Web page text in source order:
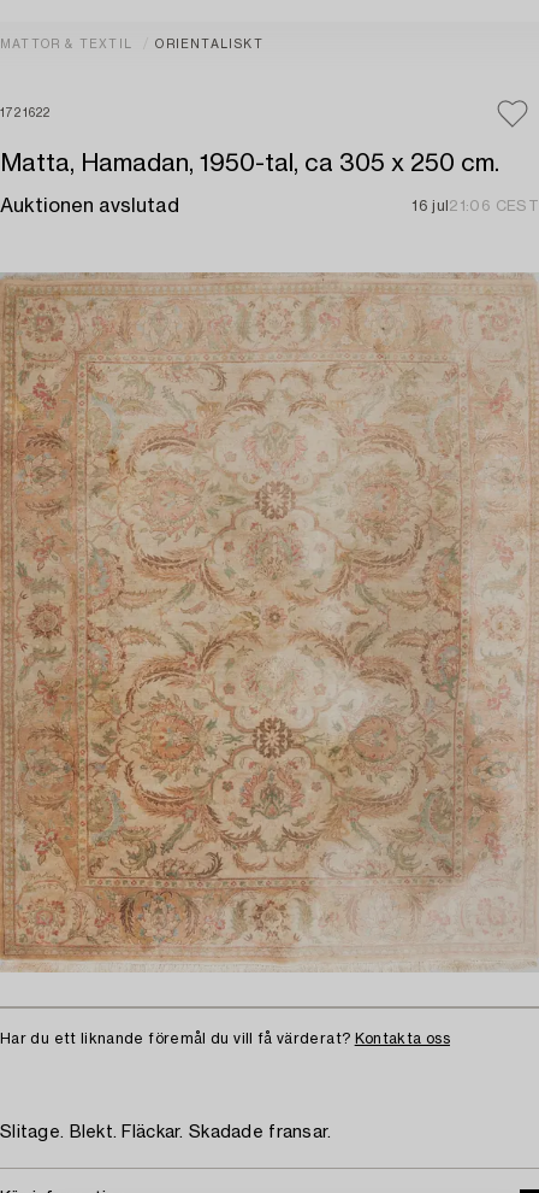
MATTOR & TEXTIL ORIENTALISKT
1721622
Matta, Hamadan, 1950-tal, ca 305 x 250 cm.
Auktionen avslutad 16 jul 21:06 CEST
Har du ett liknande föremål du vill få värderat? Kontakta oss
Slitage. Blekt. Fläckar. Skadade fransar.